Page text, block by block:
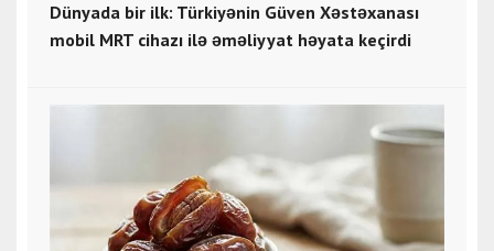
Dünyada bir ilk: Türkiyənin Güven Xəstəxanası
mobil MRT cihazı ilə əməliyyat həyata keçirdi